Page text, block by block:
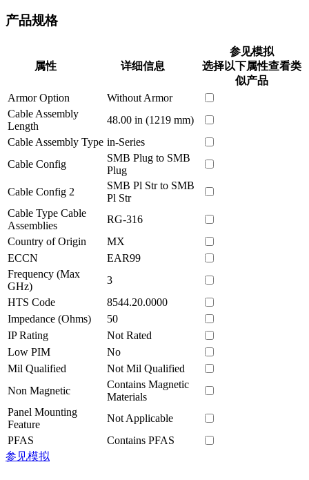
产品规格
属性 详细信息
参见模拟
选择以下属性查看类
似产品
Armor Option
Without Armor
Cable Assembly
Length
48.00 in (1219 mm)
Cable Assembly Type in-Series
Cable Config
SMB Plug to SMB
Plug
Cable Config 2
SMB Pl Str to SMB
Pl Str
Cable Type Cable
Assemblies
RG-316
Country of Origin
MX
ECCN
EAR99
Frequency (Max
GHz)
3
HTS Code
8544.20.0000
Impedance (Ohms)
50
IP Rating
Not Rated
Low PIM
No
Mil Qualified
Not Mil Qualified
Non Magnetic
Contains Magnetic
Materials
Panel Mounting
Feature
Not Applicable
PFAS
Contains PFAS
参见模拟